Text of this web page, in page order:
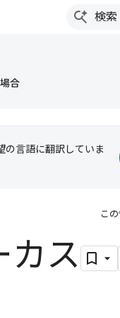
合
の言語に翻訳していま
こ
カス